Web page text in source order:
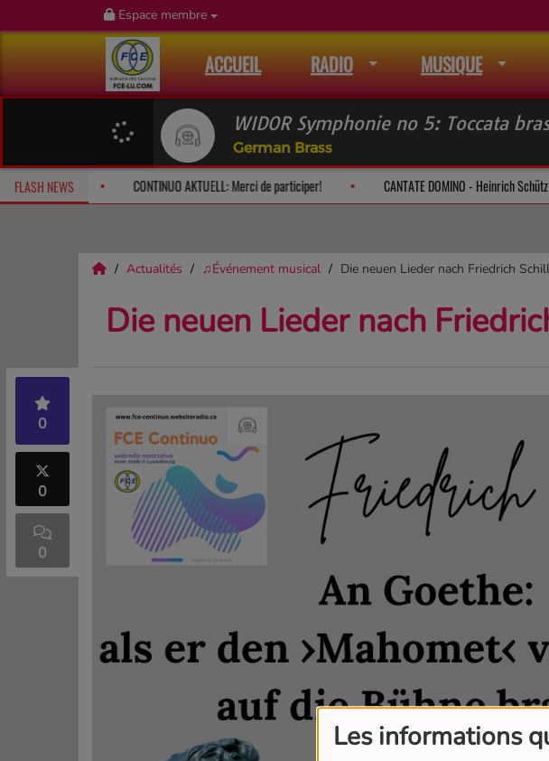
Les informations
Espace membre
ACCUEIL RADIO MUSIQUE
WIDOR Symphonie no 5: Toccata
German Brass
FLASH NEWS
le dimanche à 10h CONTINUO AKTUELL: Merci de participer! CANTATE DOMINO - Heinrich
Actualités ♫Événement musical Die neuen Lieder nach Friedrich
Die neuen Lieder nach
0
0
0